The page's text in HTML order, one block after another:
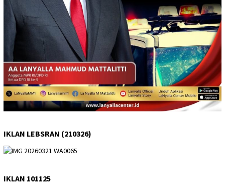
IKLAN LEBSRAN (210326)
IKLAN 101125